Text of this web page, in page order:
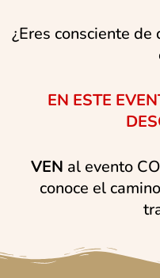
¿Eres consciente
EN ESTE
VEN al evento
conoce el